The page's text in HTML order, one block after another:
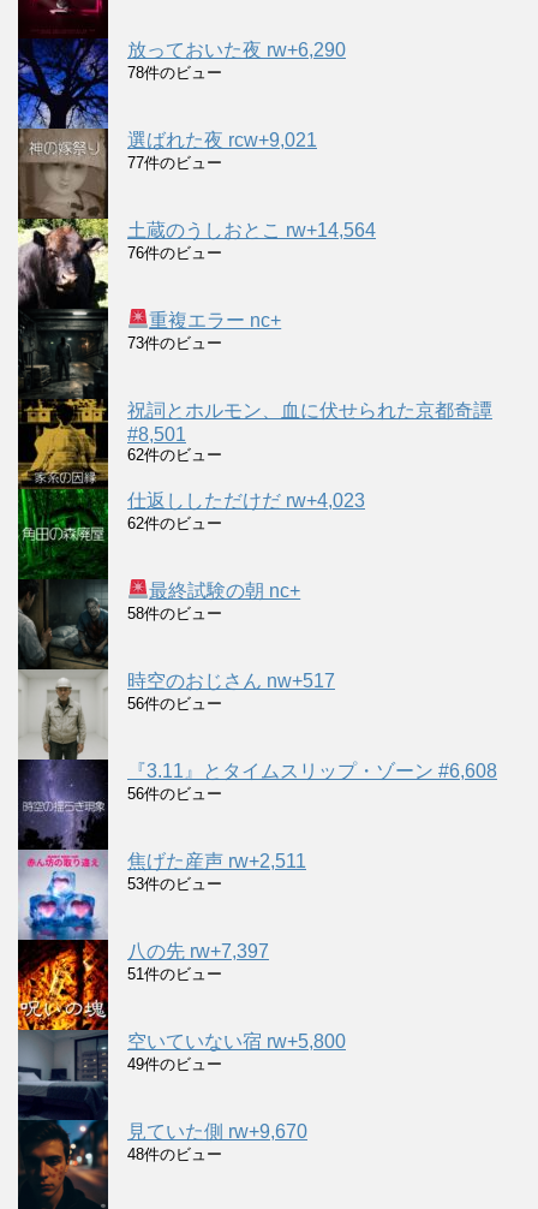
放っておいた夜 rw+6,290
78件のビュー
選ばれた夜 rcw+9,021
77件のビュー
土蔵のうしおとこ rw+14,564
76件のビュー
重複エラー nc+
73件のビュー
祝詞とホルモン、血に伏せられた京都奇譚
#8,501
62件のビュー
仕返ししただけだ rw+4,023
62件のビュー
最終試験の朝 nc+
58件のビュー
時空のおじさん nw+517
56件のビュー
『3.11』とタイムスリップ・ゾーン #6,608
56件のビュー
焦げた産声 rw+2,511
53件のビュー
八の先 rw+7,397
51件のビュー
空いていない宿 rw+5,800
49件のビュー
見ていた側 rw+9,670
48件のビュー